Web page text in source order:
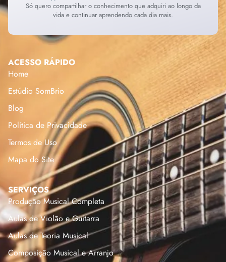
Só quero compartilhar o conhecimento que adquiri ao longo da
vida e continuar aprendendo cada dia mais.
ACESSO RÁPIDO
Home
Estúdio SomBrio
Blog
Política de Privacidade
Termos de Uso
Mapa do Site
SERVIÇOS
Produção Musical Completa
Aulas de Violão e Guitarra
Aulas de Teoria Musical
Composição Musical e Arranjo